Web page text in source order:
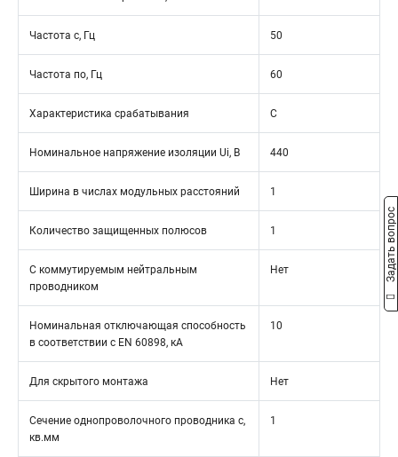
Частота с, Гц 50
Частота по, Гц 60
Характеристика срабатывания C
Номинальное напряжение изоляции Ui, В 440
Ширина в числах модульных расстояний 1
Количество защищенных полюсов 1
С коммутируемым нейтральным
проводником
Нет
Номинальная отключающая способность
в соответствии с EN 60898, кА
10
Для скрытого монтажа Нет
Сечение однопроволочного проводника с,
кв.мм
1
Задать вопрос